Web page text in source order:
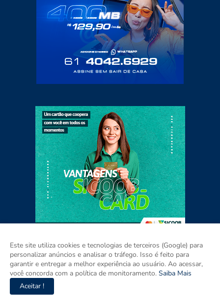
Copyright ©
Home Sobre Contato Mídia Kit
Este site utiliza cookies e tecnologias de terceiros (Google) para
personalizar anúncios e analisar o tráfego. Isso é feito para
garantir e entregar a melhor experiência ao usuário. Ao acessar,
você concorda com a política de monitoramento. Saiba Mais
Aceitar !